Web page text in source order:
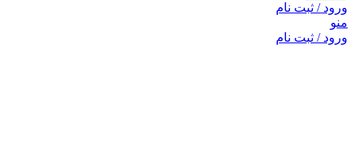
ورود / ثبت نام
منو
ورود / ثبت نام